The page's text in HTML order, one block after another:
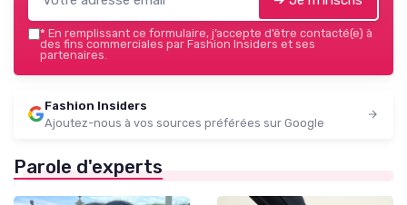
* En remplissant ce formulaire, j’accepte d’être contacté(e) à
des fins commerciales par Fashion Insiders et ses
partenaires.
Fashion Insiders
Ajoutez-nous à vos sources préférées sur Google
Parole d'experts